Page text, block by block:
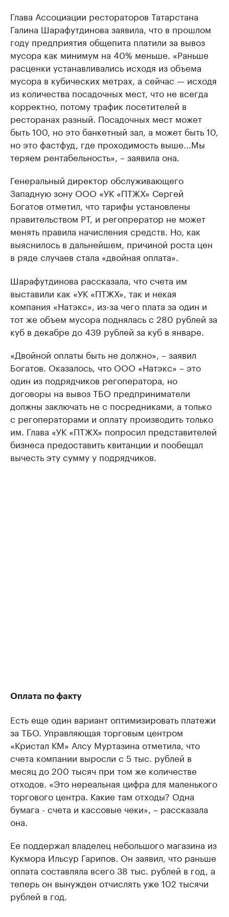
Глава Ассоциации рестораторов Татарстана
Галина Шарафутдинова заявила, что в прошлом
году предприятия общепита платили за вывоз
мусора как минимум на 40% меньше. «Раньше
расценки устанавливались исходя из объема
мусора в кубических метрах, а сейчас — исходя
из количества посадочных мест, что не всегда
корректно, потому трафик посетителей в
ресторанах разный. Посадочных мест может
быть 100, но это банкетный зал, а может быть 10,
но это фастфуд, где проходимость выше...Мы
теряем рентабельность», – заявила она.
Генеральный директор обслуживающего
Западную зону ООО «УК «ПТЖХ» Сергей
Богатов отметил, что тарифы установлены
правительством РТ, и регопрератор не может
менять правила начисления средств. Но, как
выяснилось в дальнейшем, причиной роста цен
в ряде случаев стала «двойная оплата».
Шарафутдинова рассказала, что счета им
выставили как «УК «ПТЖХ», так и некая
компания «Натэкс», из-за чего плата за один и
тот же объем мусора поднялась с 280 рублей за
куб в декабре до 439 рублей за куб в январе.
«Двойной оплаты быть не должно», – заявил
Богатов. Оказалось, что ООО «Натэкс» – это
один из подрядчиков регоператора, но
договоры на вывоз ТБО предприниматели
должны заключать не с посредниками, а только
с регоператорами и оплату производить только
им. Глава «УК «ПТЖХ» попросил представителей
бизнеса предоставить квитанции и пообещал
вычесть эту сумму у подрядчиков.
Оплата по факту
Есть еще один вариант оптимизировать платежи
за ТБО. Управляющая торговым центром
«Кристал КМ» Алсу Муртазина отметила, что
счета компании выросли с 5 тыс. рублей в
месяц до 200 тысяч при том же количестве
отходов. «Это нереальная цифра для маленького
торгового центра. Какие там отходы? Одна
бумага - счета и кассовые чеки», – рассказала
она.
Ее поддержал владелец небольшого магазина из
Кукмора Ильсур Гарипов. Он заявил, что раньше
оплата составляла всего 38 тыс. рублей в год, а
теперь он вынужден отчислять уже 102 тысячи
рублей в год.